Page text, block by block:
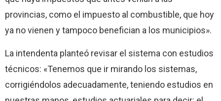
provincias, como el impuesto al combustible, que hoy
ya no vienen y tampoco benefician a los municipios».
La intendenta planteó revisar el sistema con estudios
técnicos: «Tenemos que ir mirando los sistemas,
corrigiéndolos adecuadamente, teniendo estudios en